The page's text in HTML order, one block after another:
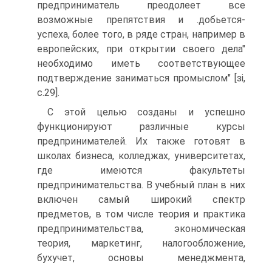
предприниматель преодолеет все
возможные препятствия и .добьется-
успеха, более того, в ряде стран, например в
европейских, при открытии своего дела"
необходимо иметь соответствующее
подтверждение заниматься промыслом" [зі,
с.29].
С этой целью созданы и успешно
функционируют различные курсы
предпринимателей. Их также готовят в
школах бизнеса, колледжах, университетах,
где имеются факультеты
предпринимательства. В учебный план в них
включен самый широкий спектр
предметов, в том числе теория и практика
предпринимательства, экономическая
теория, маркетинг, налогообложение,
бухучет, основы менеджмента,